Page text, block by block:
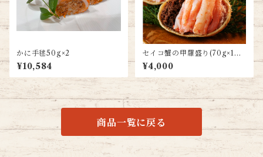
かに手毬50g×2
¥10,584
セイコ蟹の甲羅盛り(70g×1個
入)
¥4,000
商品一覧に戻る